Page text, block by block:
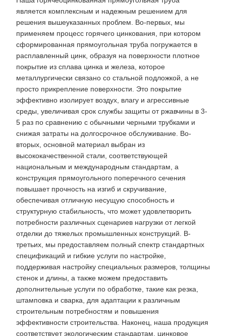
является комплексным и надежным решением для
решения вышеуказанных проблем. Во-первых, мы
применяем процесс горячего цинкования, при котором
сформированная прямоугольная труба погружается в
расплавленный цинк, образуя на поверхности плотное
покрытие из сплава цинка и железа, которое
металлургически связано со стальной подложкой, а не
просто прикрепление поверхности. Это покрытие
эффективно изолирует воздух, влагу и агрессивные
среды, увеличивая срок службы защиты от ржавчины в 3-
5 раз по сравнению с обычными черными трубками и
снижая затраты на долгосрочное обслуживание. Во-
вторых, основной материал выбран из
высококачественной стали, соответствующей
национальным и международным стандартам, а
конструкция прямоугольного поперечного сечения
повышает прочность на изгиб и скручивание,
обеспечивая отличную несущую способность и
структурную стабильность, что может удовлетворить
потребности различных сценариев нагрузки от легкой
отделки до тяжелых промышленных конструкций. В-
третьих, мы предоставляем полный спектр стандартных
спецификаций и гибкие услуги по настройке,
поддерживая настройку специальных размеров, толщины
стенок и длины, а также можем предоставить
дополнительные услуги по обработке, такие как резка,
штамповка и сварка, для адаптации к различным
строительным потребностям и повышения
эффективности строительства. Наконец, наша продукция
соответствует экологическим стандартам, цинковое